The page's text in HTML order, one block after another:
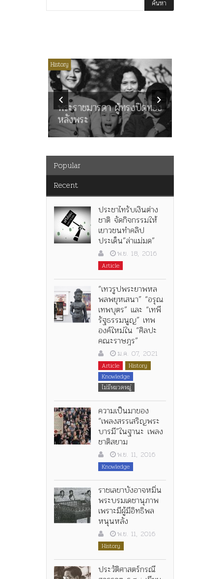
History
พระราชมารดา ผู้ทรงปิดทอง
หลังพระ
Popular
Recent
ประชาไทรับเงินต่าง
ชาติ จัดกิจกรรมให้
เยาวชนทำคลิป
ประเด็น”ล่าแม่มด”
พ.ย. 18, 2016
Article
“เทวรูปพระยาพหล
พลพยุหเสนา” “อรุณ
เทพบุตร” และ “เทพี
รัฐธรรมนูญ” เทพ
องค์ใหม่ใน “ศิลปะ
คณะราษฎร”
ม.ค. 07, 2021
Article
History
Knowledge
ไม่มีหมวดหมู่
ความเป็นมาของ
“เพลงสรรเสริญพระ
บารมี”ในฐานะ เพลง
ชาติสยาม
พ.ย. 11, 2016
Knowledge
ราชเลขาบังอาจหมิ่น
พระบรมเดชานุภาพ
เพราะมีผู้มีอิทธิพล
หนุนหลัง
พ.ย. 11, 2016
History
ประวัติศาสตร์กรณี